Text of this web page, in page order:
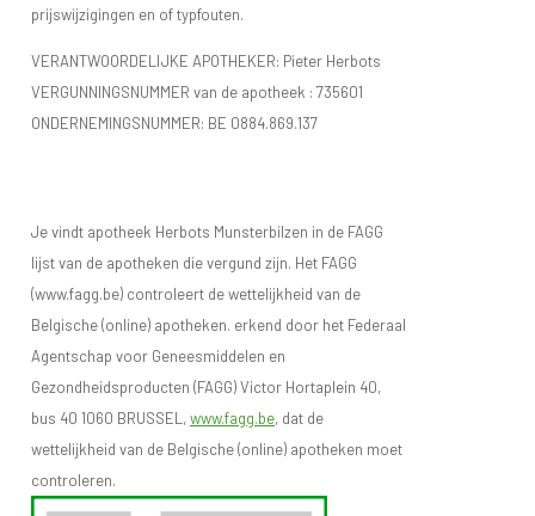
prijswijzigingen en of typfouten.
VERANTWOORDELIJKE APOTHEKER: Pieter Herbots
VERGUNNINGSNUMMER van de apotheek : 735601
ONDERNEMINGSNUMMER: BE 0884.869.137
Je vindt apotheek Herbots Munsterbilzen in de FAGG
lijst van de apotheken die vergund zijn. Het FAGG
(www.fagg.be) controleert de wettelijkheid van de
Belgische (online) apotheken. erkend door het Federaal
Agentschap voor Geneesmiddelen en
Gezondheidsproducten (FAGG) Victor Hortaplein 40,
bus 40 1060 BRUSSEL,www.fagg.be, dat de
wettelijkheid van de Belgische (online) apotheken moet
controleren.